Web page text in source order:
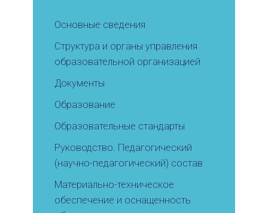
Основные сведения
Структура и органы управления
образовательной организацией
Документы
Образование
Образовательные стандарты
Руководство. Педагогический
(научно-педагогический) состав
Материально-техническое
обеспечение и оснащенность